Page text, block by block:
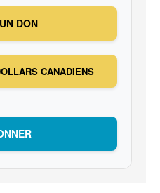
DON
CANADIENS